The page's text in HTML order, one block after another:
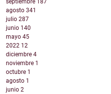
septiembre 187
agosto 341
julio 287
junio 140
mayo 45
2022 12
diciembre 4
noviembre 1
octubre 1
agosto 1
junio 2